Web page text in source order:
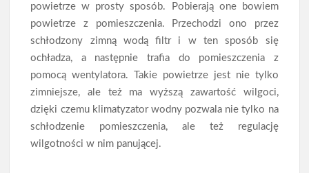
powietrze w prosty sposób. Pobierają one bowiem
powietrze z pomieszczenia. Przechodzi ono przez
schłodzony zimną wodą filtr i w ten sposób się
ochładza, a następnie trafia do pomieszczenia z
pomocą wentylatora. Takie powietrze jest nie tylko
zimniejsze, ale też ma wyższą zawartość wilgoci,
dzięki czemu klimatyzator wodny pozwala nie tylko na
schłodzenie pomieszczenia, ale też regulację
wilgotności w nim panującej.